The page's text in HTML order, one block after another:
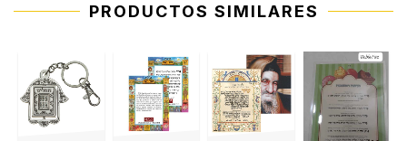
PRODUCTOS SIMILARES